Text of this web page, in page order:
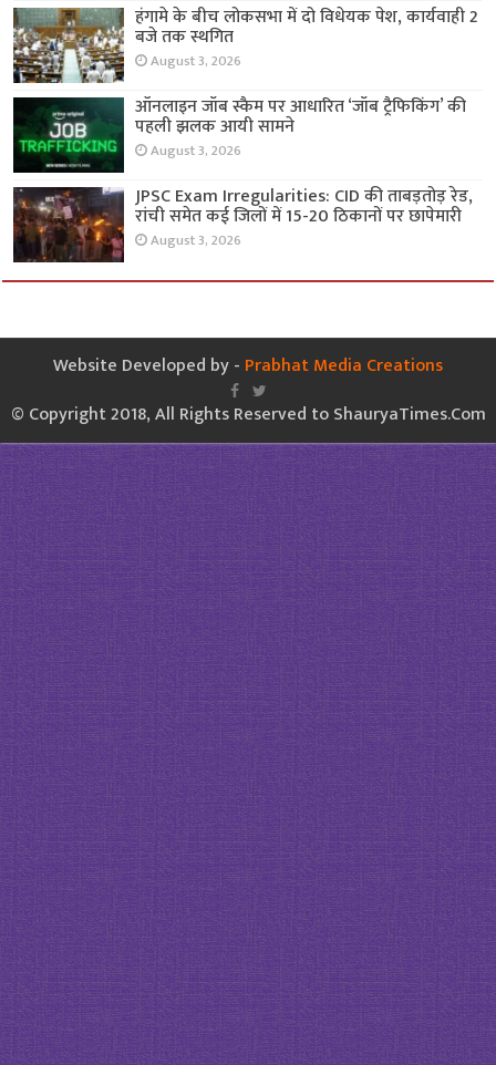
हंगामे के बीच लोकसभा में दो विधेयक पेश, कार्यवाही 2
बजे तक स्थगित
August 3, 2026
ऑनलाइन जॉब स्कैम पर आधारित ‘जॉब ट्रैफिकिंग’ की
पहली झलक आयी सामने
August 3, 2026
JPSC Exam Irregularities: CID की ताबड़तोड़ रेड,
रांची समेत कई जिलों में 15-20 ठिकानों पर छापेमारी
August 3, 2026
Website Developed by - Prabhat Media Creations
© Copyright 2018, All Rights Reserved to ShauryaTimes.Com